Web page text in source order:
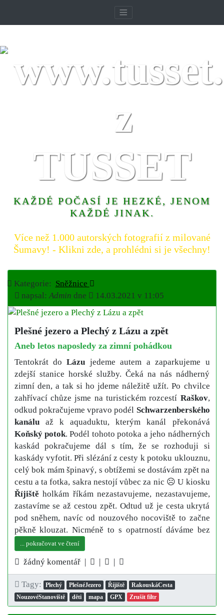
TUSSET
KAŽDÉ POČASÍ JE HEZKÉ, JENOM
KAŽDÉ JINAK.
Více než 1.000 autorských fotografií z milované
Šumavy! - Klikni zde, a prohlédni si je všechny!
Kategorie: Sněžnice
napsal:Admin dne 14.03.2021 v 11:05
Plešné jezero a Plechý z Lázu a zpět
Aneb letos naposledy za zimní pohádkou
Tentokrát doLázu jedeme autem a zaparkujeme u
zdejší stanice horské služby. Čeká na nás nádherný
zimní den, a tak si ho jdeme náležitě užít. Po chvilce
zahřívací chůze jsme na turistickém rozcestí Raškov,
odkud pokračujeme vpravo podél Schwarzenberského
kanáluaž k aquaduktu, kterým kanál překonává
Koňský potok. Podél tohoto potoka a jeho nádherných
kaskád pokračujeme dál s tím, že se rozhoduji si
kaskády vyfotit. Při slézání z cesty k potoku uklouznu,
celý bok mám špinavý, s obtížemi se dostávám zpět na
cestu a ta fotka, sakra nestojí vůbec za nic ☹ U kiosku
Říjiště holkám říkám nezastavujeme, nezastavujeme,
zastavíme se až cestou zpět. Odtud už je cesta ukrytá
pod sněhem, navíc od nouzového nocoviště to začne
pěkně klouzat. Nicméně to s opatrností dáváme bez
... pokračovat ve čtení
žádný komentář | | |
Tagy: Plechý PlešnéJezero Říjiště
RakouskáCesta
NouzovéStanoviště
děti mapa GPX Zrušit filtr